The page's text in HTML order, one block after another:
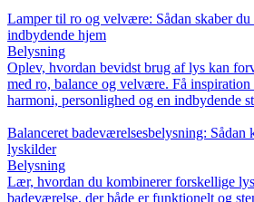
Lamper til ro og velvære: Sådan skaber du
indbydende hjem
Belysning
Oplev, hvordan bevidst brug af lys kan
med ro, balance og velvære. Få inspiration
harmoni, personlighed og en indbydende
Balanceret badeværelsesbelysning: Sådan
lyskilder
Belysning
Lær, hvordan du kombinerer forskellige
badeværelse, der både er funktionelt og